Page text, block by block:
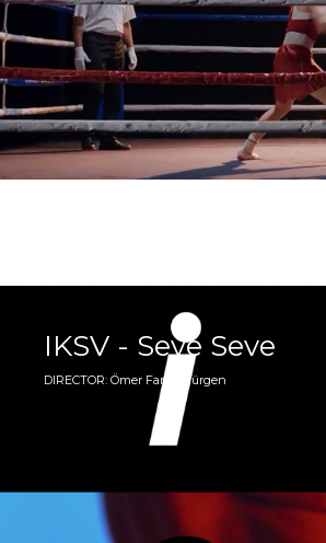
IKSV - Seve Seve
DIRECTOR: Ömer Faruk Gürgen